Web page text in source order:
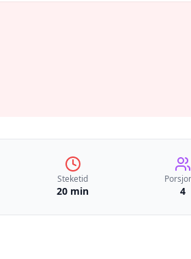
Steketid
20 min 4